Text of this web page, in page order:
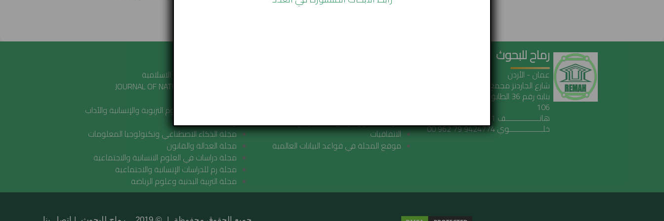
رماح للبحوث
عمان - الأردن
شارع الجاردنز مجمع خلف
بناية رقم 36 الطابق الأول مكتب رقم
106
هاتـــــــــــــــــف 5153561 6 962 00
خلـــــــــــــــــوي 9424774 79 962 00
قواعد النشر والتوثيق بمجلة رماح
الاتفاقيات
موقع المجلة في قواعد البيانات العالمية
مجلة دراسات العلوم الاسلامية
JOURNAL OF NATURAL AND APPLIED
مجلة أبحاث في العلوم التربوية والإنسانية والآداب
واللّغات
مجلة الذكاء الاصطناعي وتكنولوجيا المعلومات
مجلة العدالة والقانون
مجلة دراسات في العلوم الانسانية والاجتماعية
مجلة رم للدراسات الإنسانية والاجتماعية
مجلة التربية البدنية وعلوم الرياضة